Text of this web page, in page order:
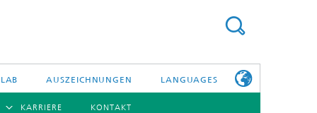
AUSZEICHNUNGEN LANGUAGES
KARRIERE KONTAKT